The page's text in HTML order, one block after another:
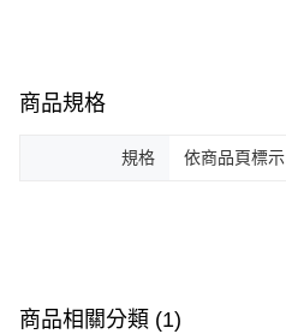
商品規格
規格 依商品頁標示
商品相關分類 (1)